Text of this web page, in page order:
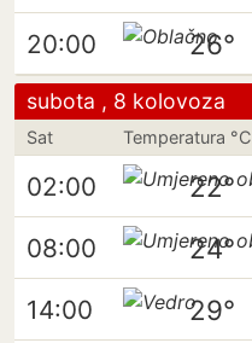
20:00 26°
subota , 8 kolovoza
Sat Temperatura °C
02:00 22°
08:00 24°
14:00 29°